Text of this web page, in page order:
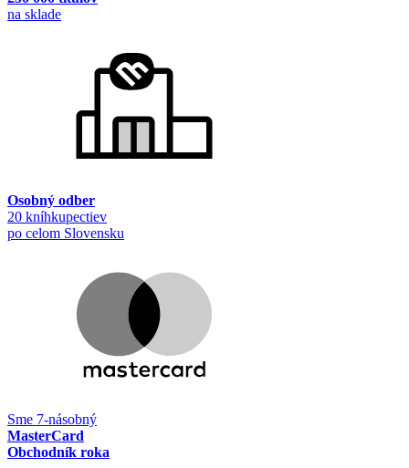
na sklade
Osobný odber
20 kníhkupectiev
po celom Slovensku
Sme 7-násobný
MasterCard
Obchodník roka